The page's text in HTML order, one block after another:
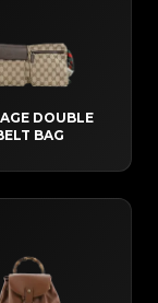
DOUBLE
BAG